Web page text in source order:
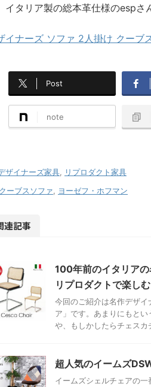
イタリア製の総本革仕様のespさ
イナーズ ソファ 2人掛け クーブ
Post
note
ザイナーズ家具
リプロダクト家具
クーブスソファ ヨーゼフ・ホフマン
連記事
100年前のイタリア
リプロダクトで楽しむ
今回のご紹介は名作デザ
ア」です。あまりにもと
や、もしかしたらチェス
超人気のイームズ
イームズシェルチェアの